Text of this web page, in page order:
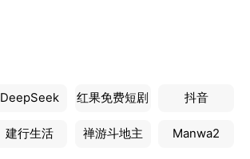
DeepSeek 红果免费短剧 抖音
建行生活 禅游斗地主 Manwa2